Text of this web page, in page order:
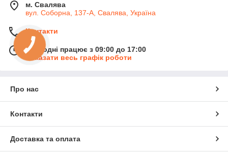
м. Свалява
вул. Соборна, 137-А, Свалява, Україна
Контакти
Сьогодні працює з 09:00 до 17:00
Показати весь графік роботи
Про нас
Контакти
Доставка та оплата